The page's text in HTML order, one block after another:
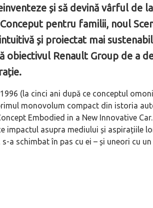
și să devină vârful de
pentru familii, noul
și proiectat mai
obiectivul Renault Group de a
(la cinci ani după ce conceptul
monovolum compact din istoria
Embodied in a New Innovative Car.
impactul asupra mediului și aspirațiile
a schimbat în pas cu ei – și uneori cu un